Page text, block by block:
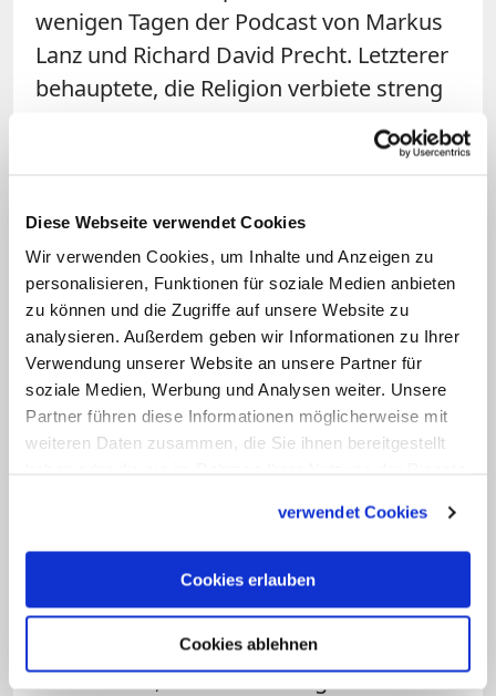
Diese Webseite verwendet Cookies
Wir verwenden Cookies, um Inhalte und Anzeigen zu
personalisieren, Funktionen für soziale Medien anbieten
zu können und die Zugriffe auf unsere Website zu
analysieren. Außerdem geben wir Informationen zu Ihrer
Verwendung unserer Website an unsere Partner für
soziale Medien, Werbung und Analysen weiter. Unsere
Partner führen diese Informationen möglicherweise mit
weiteren Daten zusammen, die Sie ihnen bereitgestellt
verwendet Cookies
Cookies erlauben
Cookies ablehnen
wenigen Tagen der Podcast von Markus
Lanz und Richard David Precht. Letzterer
behauptete, die Religion verbiete streng
orthodoxen Juden zu arbeiten. "Ein paar
Sachen, wie Diamanthandel und ein paar
Vermischung von Unwissen über die
Religion mit uralten antisemitischen
Verschwörungsmythen sowie eine Täter-
Opfer-Umkehr. Der baden-
württembergische
Antisemitismusbeauftragte Michael
Blume lieferte dankenswerterweise einen
Faktencheckzu der mit
Auchbei uns Christensieht es nicht
unbedingt gut aus. Zwar hat sich sehr viel
in den vergangenen Jahrzehnten
verbessert, in der Deutung des Alten
Testaments, in den interreligiösen